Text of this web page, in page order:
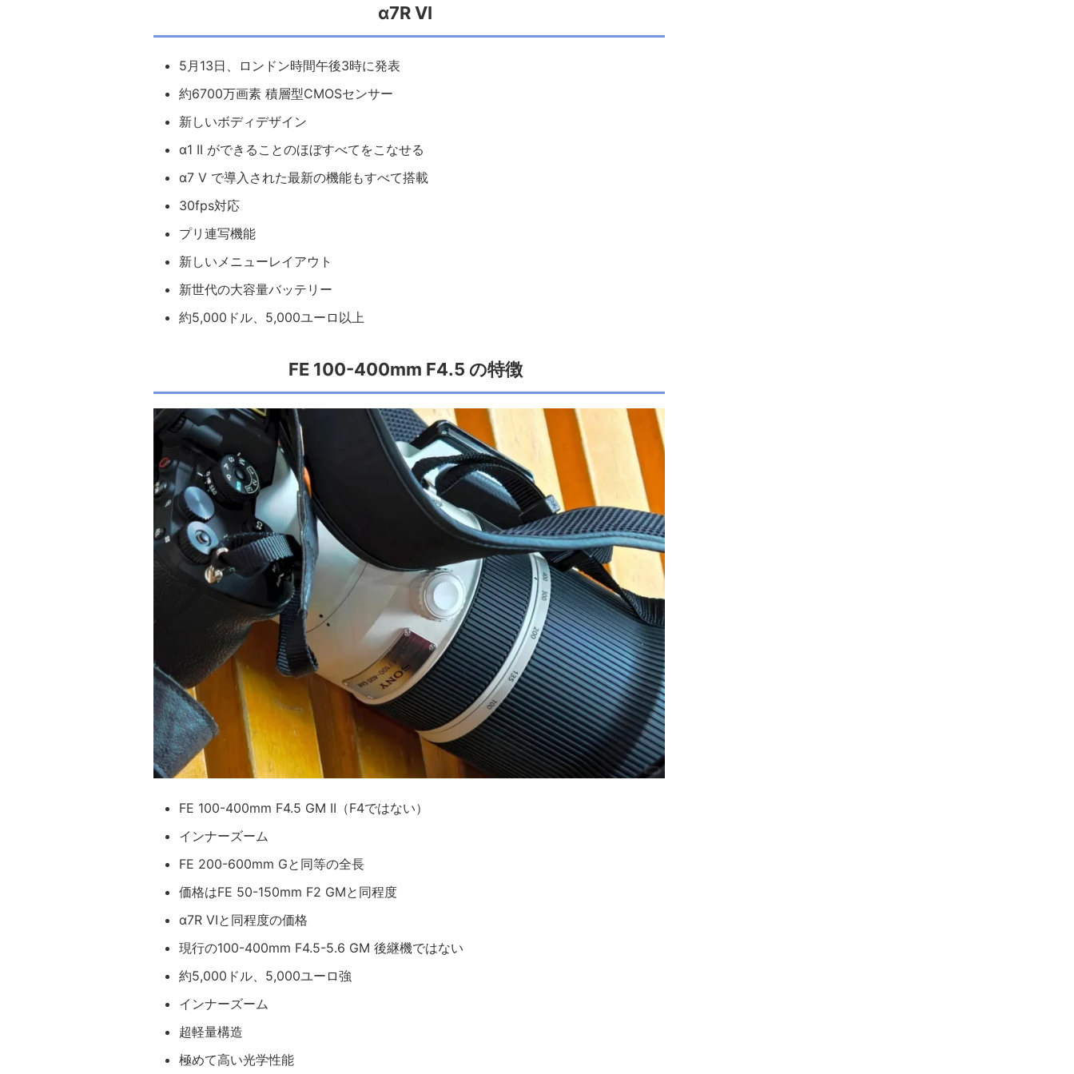
α7R VI
5月13日、ロンドン時間午後3時に発表
約6700万画素 積層型CMOSセンサー
新しいボディデザイン
α1 II ができることのほぼすべてをこなせる
α7 V で導入された最新の機能もすべて搭載
30fps対応
プリ連写機能
新しいメニューレイアウト
新世代の大容量バッテリー
約5,000ドル、5,000ユーロ以上
FE 100-400mm F4.5 の特徴
FE 100-400mm F4.5 GM II（F4ではない）
インナーズーム
FE 200-600mm Gと同等の全長
価格はFE 50-150mm F2 GMと同程度
α7R VIと同程度の価格
現行の100-400mm F4.5-5.6 GM 後継機ではない
約5,000ドル、5,000ユーロ強
インナーズーム
超軽量構造
極めて高い光学性能